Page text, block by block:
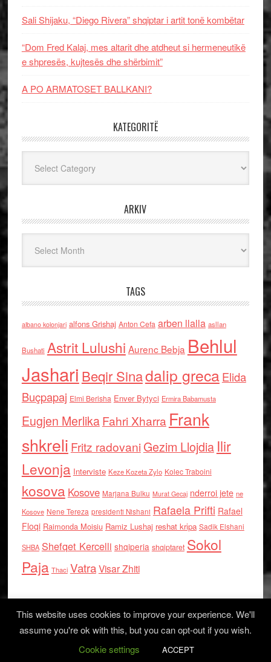
Sali Shijaku, “Diego Rivera” shqiptar i artit tonë kombëtar
“Dom Fred Kalaj, mes altarit dhe atdheut si hermeneutikë
e shpresës, kujtesës dhe shërbimit”
A PO ARMATOSET BALLKANI?
KATEGORITË
ARKIV
TAGS
albano kolonjari alfons Grishaj Anton Cefa arben llalla asllan
Bushati Astrit Lulushi Aurenc Bebja Behlul
Jashari Beqir Sinadalip grecaElida
Buçpapaj Elmi Berisha Enver Bytyci Ermira Babamusta
Eugjen MerlikaFahri Xharra Frank
shkreli Fritz radovaniGezim Llojdia Ilir
Levonja Interviste Keze Kozeta Zylo Kolec Traboini
kosova Kosove Marjana Bulku Murat Gecaj nderroi jete ne
Kosove Nene Tereza presidenti Nishani Rafaela Prifti Rafael
Floqi Raimonda Moisiu Ramiz Lushaj reshat kripa Sadik Elshani
SHBA Shefqet Kercelli shqiperia shqiptaret Sokol
Paja Thaci VatraVisar Zhiti
Log in
This website uses cookies to improve your experience. We'll
assume you're ok with this, but you can opt-out if you wish.
Cookie settings
ACCEPT